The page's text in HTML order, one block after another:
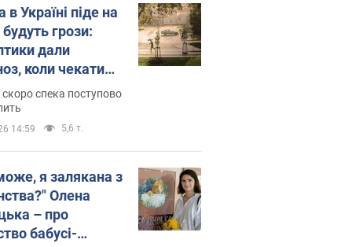
в Україні піде на
грози:
дали
коли чекати
погоди
скоро спека поступово
14:59 5,6 т.
я залякана з
Олена
– про
бабусі-